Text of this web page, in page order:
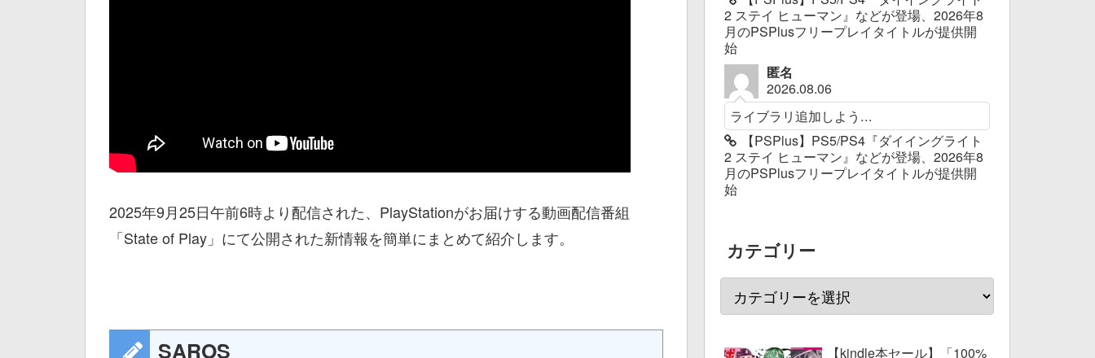
2025年9月25日午前6時より配信された、PlayStationがお届けする動画配信番組
「State of Play」にて公開された新情報を簡単にまとめて紹介します。
SAROS
2 ステイ ヒューマン』などが登場、2026年8
月のPSPlusフリープレイタイトルが提供開
始
匿名
2026.08.06
ライブラリ追加しよう...
【PSPlus】PS5/PS4『ダイイングライト
2 ステイ ヒューマン』などが登場、2026年8
月のPSPlusフリープレイタイトルが提供開
始
カテゴリー
【kindle本セール】「100%